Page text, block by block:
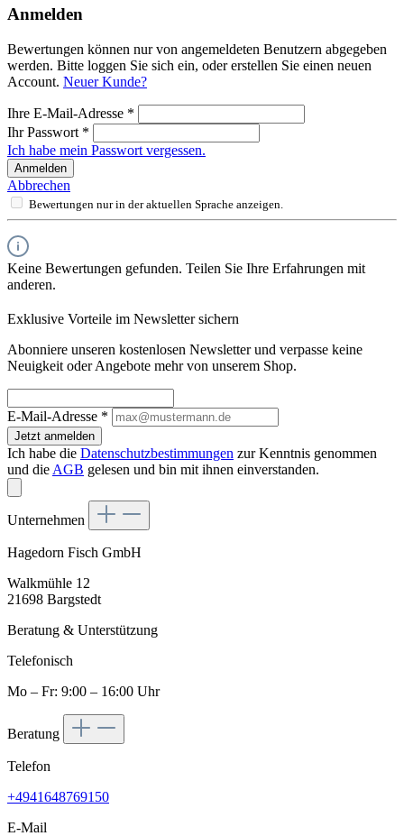
Anmelden
Bewertungen können nur von angemeldeten Benutzern abgegeben
werden. Bitte loggen Sie sich ein, oder erstellen Sie einen neuen
Account. Neuer Kunde?
Ihre E-Mail-Adresse *
Ihr Passwort *
Ich habe mein Passwort vergessen.
Anmelden
Abbrechen
Bewertungen nur in der aktuellen Sprache anzeigen.
Keine Bewertungen gefunden. Teilen Sie Ihre Erfahrungen mit
anderen.
Exklusive Vorteile im Newsletter sichern
Abonniere unseren kostenlosen Newsletter und verpasse keine
Neuigkeit oder Angebote mehr von unserem Shop.
E-Mail-Adresse *
Jetzt anmelden
Ich habe die Datenschutzbestimmungen zur Kenntnis genommen
und die AGB gelesen und bin mit ihnen einverstanden.
Unternehmen
Hagedorn Fisch GmbH
Walkmühle 12
21698 Bargstedt
Beratung & Unterstützung
Telefonisch
Mo – Fr: 9:00 – 16:00 Uhr
Beratung
Telefon
+4941648769150
E-Mail